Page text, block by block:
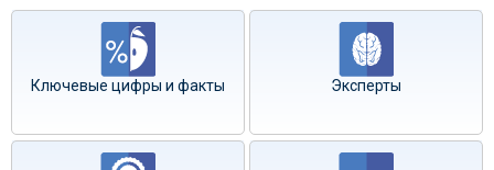
Ключевые цифры и факты Эксперты